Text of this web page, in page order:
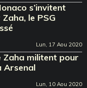
s’invitent
le PSG
Lun, 17 Aou 2020
Zaha militent pour
Arsenal
Lun, 10 Aou 2020